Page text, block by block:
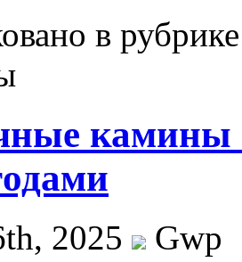
в
камины
2025
Gwp